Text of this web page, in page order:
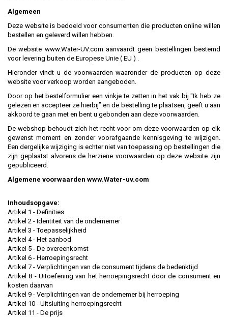
Algemeen
Deze website is bedoeld voor consumenten die producten online willen
bestellen en geleverd willen hebben.
De website www.Water-UV.com aanvaardt geen bestellingen bestemd
voor levering buiten de Europese Unie ( EU ) .
Hieronder vindt u de voorwaarden waaronder de producten op deze
website voor verkoop worden aangeboden.
Door op het bestelformulier een vinkje te zetten in het vak bij "Ik heb ze
gelezen en accepteer ze hierbij” en de bestelling te plaatsen, geeft u aan
akkoord te gaan met en bent u gebonden aan deze voorwaarden.
De webshop behoudt zich het recht voor om deze voorwaarden op elk
gewenst moment en zonder voorafgaande kennisgeving te wijzigen.
Een dergelijke wijziging is echter niet van toepassing op bestellingen die
zijn geplaatst alvorens de herziene voorwaarden op deze website zijn
gepubliceerd.
Algemene voorwaarden www.Water-uv.com
Inhoudsopgave:
Artikel 1 - Definities
Artikel 2 - Identiteit van de ondernemer
Artikel 3 - Toepasselijkheid
Artikel 4 - Het aanbod
Artikel 5 - De overeenkomst
Artikel 6 - Herroepingsrecht
Artikel 7 - Verplichtingen van de consument tijdens de bedenktijd
Artikel 8 - Uitoefening van het herroepingsrecht door de consument en
kosten daarvan
Artikel 9 - Verplichtingen van de ondernemer bij herroeping
Artikel 10 - Uitsluiting herroepingsrecht
Artikel 11 - De prijs